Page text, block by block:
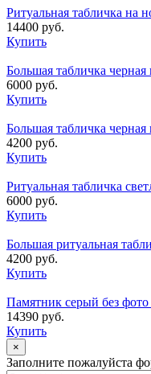
Ритуальная табличка на
14400 руб.
Купить
Большая табличка черная
6000 руб.
Купить
Большая табличка черная
4200 руб.
Купить
Ритуальная табличка
6000 руб.
Купить
Большая ритуальная
4200 руб.
Купить
Памятник серый без фото
14390 руб.
Купить
×
Заполните пожалуйста